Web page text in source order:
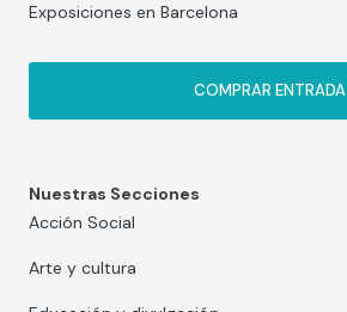
Exposiciones en Barcelona
COMPRAR ENTRADA
Nuestras Secciones
Acción Social
Arte y cultura